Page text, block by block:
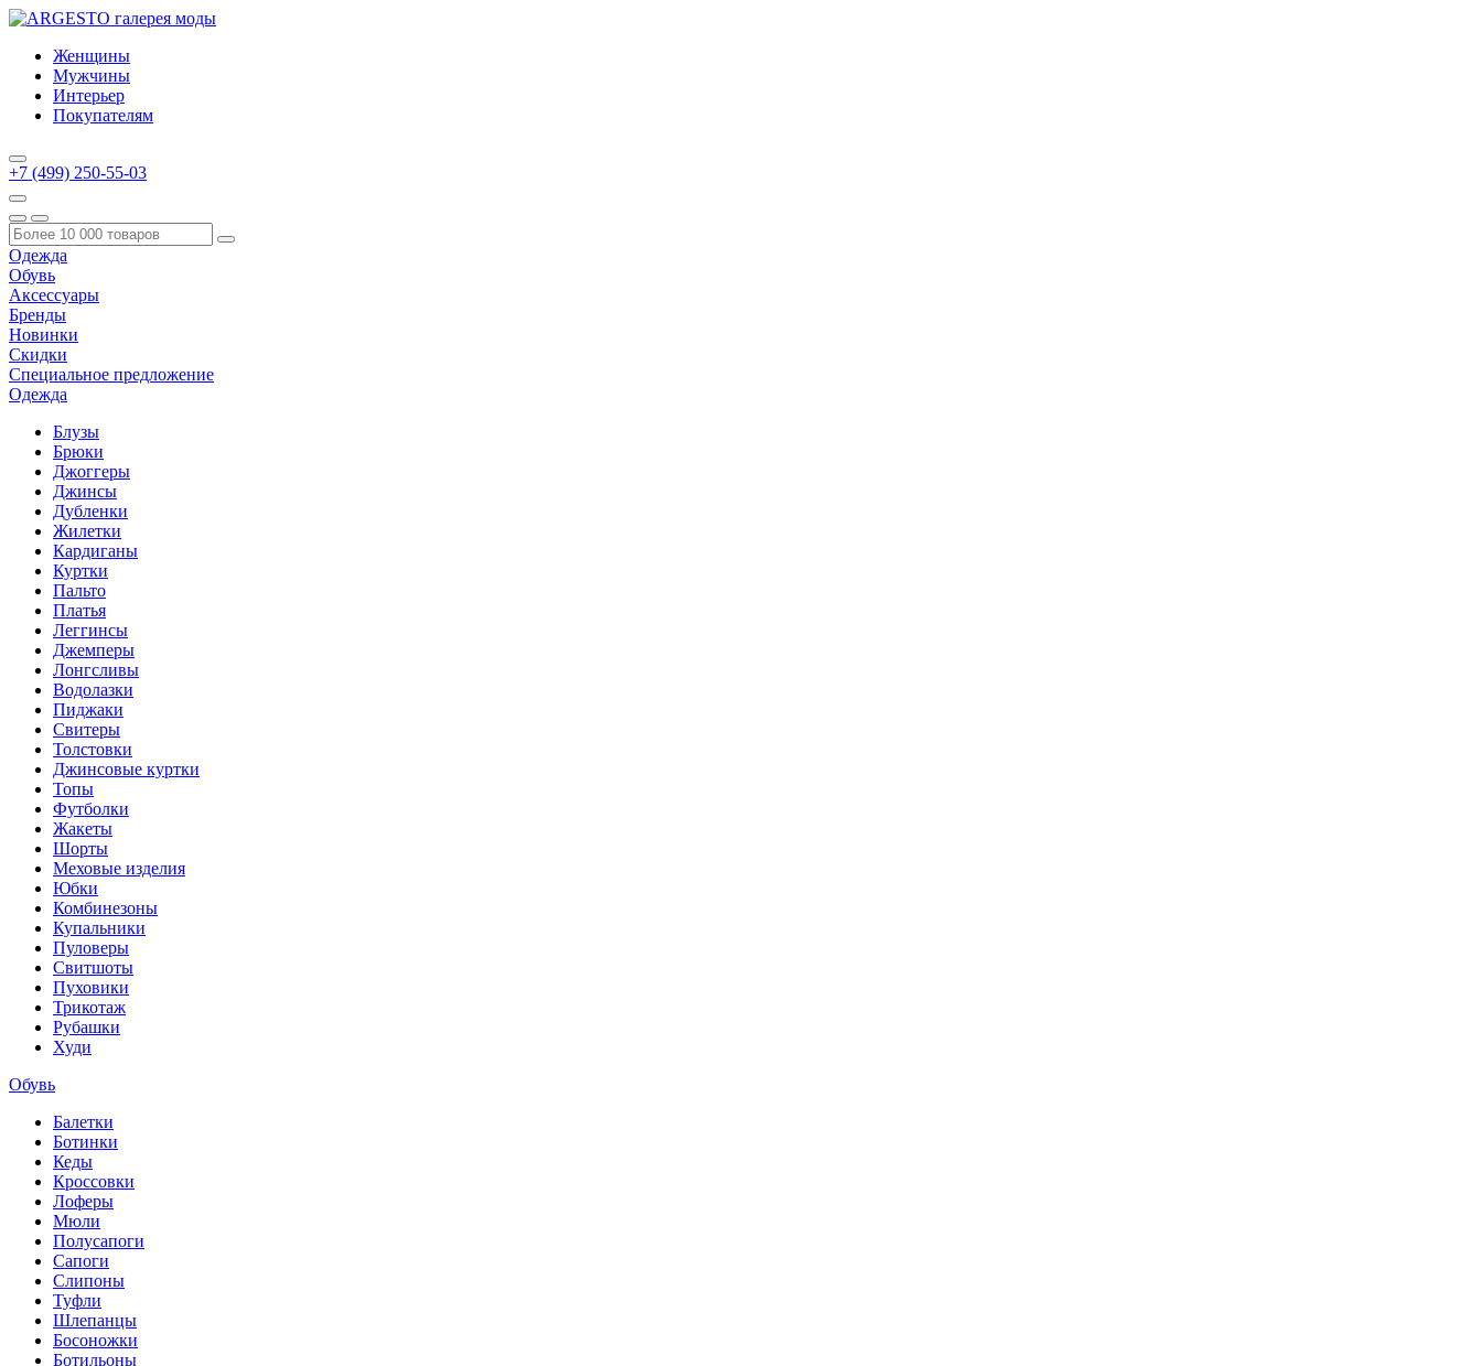
Женщины
Мужчины
Интерьер
Покупателям
+7 (499) 250-55-03
Одежда
Обувь
Аксессуары
Бренды
Новинки
Скидки
Специальное предложение
Одежда
Блузы
Брюки
Джоггеры
Джинсы
Дубленки
Жилетки
Кардиганы
Куртки
Пальто
Платья
Леггинсы
Джемперы
Лонгсливы
Водолазки
Пиджаки
Свитеры
Толстовки
Джинсовые куртки
Топы
Футболки
Жакеты
Шорты
Меховые изделия
Юбки
Комбинезоны
Купальники
Пуловеры
Свитшоты
Пуховики
Трикотаж
Рубашки
Худи
Обувь
Балетки
Ботинки
Кеды
Кроссовки
Лоферы
Мюли
Полусапоги
Сапоги
Слипоны
Туфли
Шлепанцы
Босоножки
Ботильоны